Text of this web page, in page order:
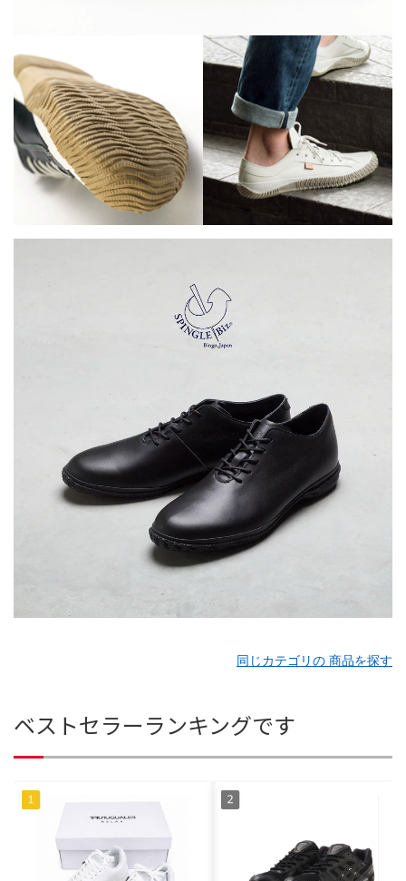
同じカテゴリの 商品を探す
ベストセラーランキングです